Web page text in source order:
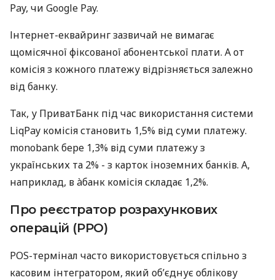
Pay, чи Google Pay.
Інтернет-еквайринг зазвичай не вимагає
щомісячної фіксованої абонентської плати. А от
комісія з кожного платежу відрізняється залежно
від банку.
Так, у ПриватБанк під час використання системи
LiqPay комісія становить 1,5% від суми платежу.
monobank бере 1,3% від суми платежу з
українських та 2% - з карток іноземних банків. А,
наприклад, в àбанк комісія складає 1,2%.
Про реєстратор розрахункових
операцій (РРО)
POS-термінал часто використовується спільно з
касовим інтегратором, який об’єднує облікову